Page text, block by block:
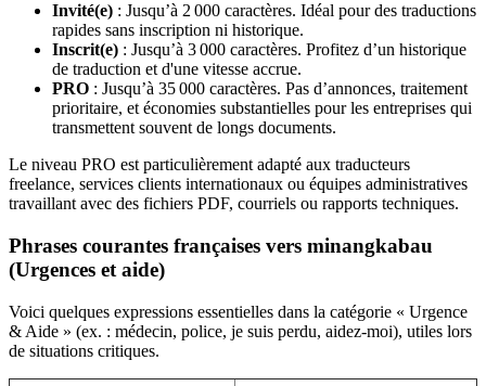
Invité(e) : Jusqu’à 2 000 caractères. Idéal pour des traductions
rapides sans inscription ni historique.
Inscrit(e) : Jusqu’à 3 000 caractères. Profitez d’un historique
de traduction et d'une vitesse accrue.
PRO : Jusqu’à 35 000 caractères. Pas d’annonces, traitement
prioritaire, et économies substantielles pour les entreprises qui
transmettent souvent de longs documents.
Le niveau PRO est particulièrement adapté aux traducteurs
freelance, services clients internationaux ou équipes administratives
travaillant avec des fichiers PDF, courriels ou rapports techniques.
Phrases courantes françaises vers minangkabau
(Urgences et aide)
Voici quelques expressions essentielles dans la catégorie « Urgence
& Aide » (ex. : médecin, police, je suis perdu, aidez-moi), utiles lors
de situations critiques.